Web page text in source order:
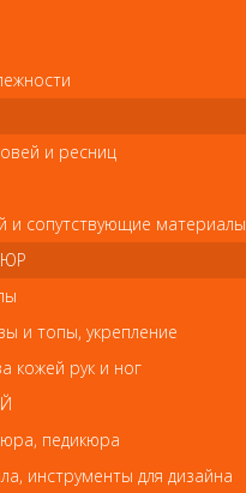
(Доб.2), c 10:00 - 22:00
и ресниц
и сопутствующие материалы
и топы, укрепление
кожей рук и ног
педикюра
инструменты для дизайна